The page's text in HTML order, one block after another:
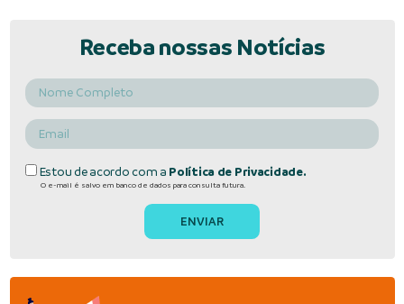
Receba nossas Notícias
Estou de acordo com a Política de Privacidade.
O e-mail é salvo em banco de dados para consulta futura.